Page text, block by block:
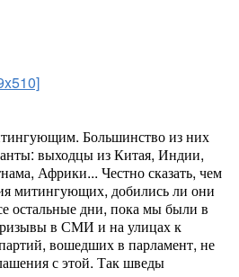
Большинство из них
выходцы из Китая, Индии,
Африки... Честно сказать, чем
митингующих, добились ли они
остальные дни, пока мы были в
в СМИ и на улицах к
вошедших в парламент, не
с этой. Так шведы